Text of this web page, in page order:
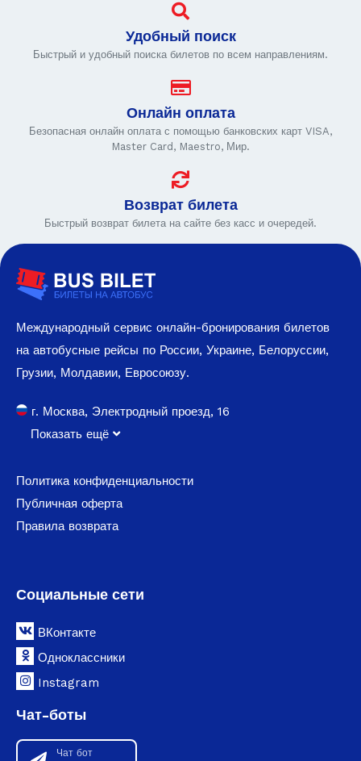
Удобный поиск
Быстрый и удобный поиска билетов по всем направлениям.
Онлайн оплата
Безопасная онлайн оплата с помощью банковских карт VISA,
Master Card, Maestro, Мир.
Возврат билета
Быстрый возврат билета на сайте без касс и очередей.
Международный сервис онлайн-бронирования билетов
на автобусные рейсы по России, Украине, Белоруссии,
Грузии, Молдавии, Евросоюзу.
г. Москва, Электродный проезд, 16
Показать ещё
Политика конфиденциальности
Публичная оферта
Правила возврата
Социальные сети
ВКонтакте
Одноклассники
Instagram
Чат-боты
Чат бот